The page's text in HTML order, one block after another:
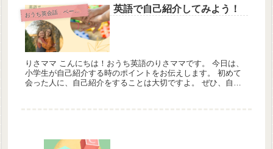
お
うち英会話 ベーシック 英語で自己紹介してみよう！
りさママ こんにちは！おうち英語のりさママです。 今日は、
小学生が自己紹介する時のポイントをお伝えします。 初めて
会った人に、自己紹介をすることは大切ですよ。 ぜひ、自分